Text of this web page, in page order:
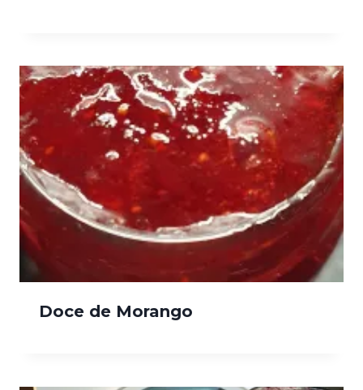
Doce de Morango